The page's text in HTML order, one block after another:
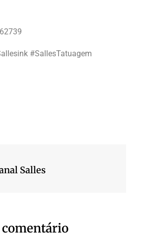
#SallesTatuagem
Salles